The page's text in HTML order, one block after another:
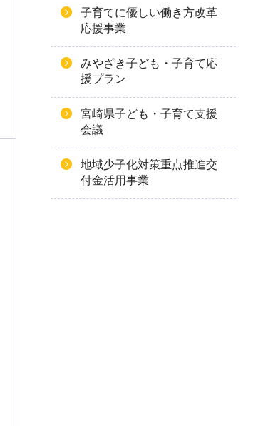
子育てに優しい働き方改革
応援事業
みやざき子ども・子育て応
援プラン
宮崎県子ども・子育て支援
会議
地域少子化対策重点推進交
付金活用事業